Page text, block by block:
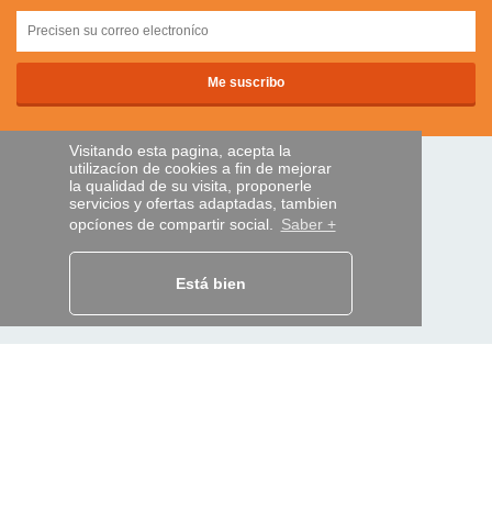
Visitando esta pagina, acepta la
utilizacíon de cookies a fin de mejorar
la qualidad de su visita, proponerle
servicios y ofertas adaptadas, tambien
opcíones de compartir social. Saber +
Está bien
PAGOS SEGUROS
Localice su envío